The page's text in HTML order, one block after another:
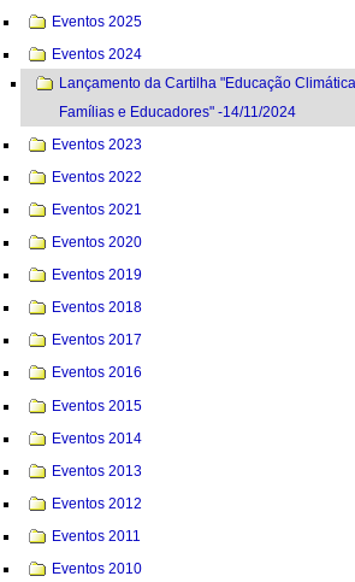
Eventos 2025
Eventos 2024
Lançamento da Cartilha "Educação
Famílias e Educadores" -14/11/2024
Eventos 2023
Eventos 2022
Eventos 2021
Eventos 2020
Eventos 2019
Eventos 2018
Eventos 2017
Eventos 2016
Eventos 2015
Eventos 2014
Eventos 2013
Eventos 2012
Eventos 2011
Eventos 2010